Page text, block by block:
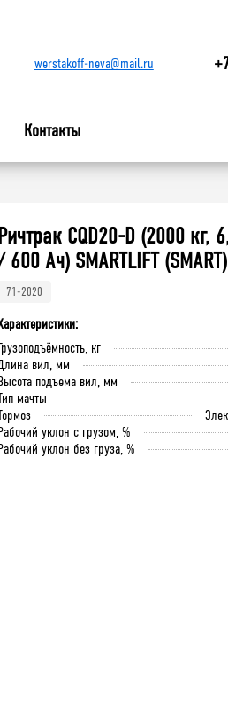
werstakoff-neva@mail.ru
Контакты
CQD20-D (2000 кг,
600 Ач) SMARTLIFT (SMART)
71-2020
кг
вил, мм
подъема вил, мм
мачты
уклон с грузом, %
уклон без груза, %